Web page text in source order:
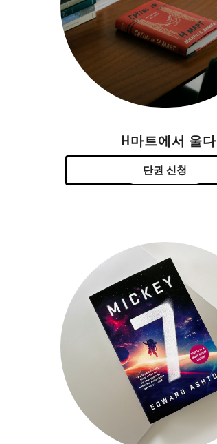
H마트에서 울다
단권 신청